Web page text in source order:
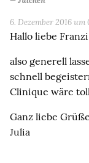
6. Dezember 2016
Hallo liebe
also generell
schnell
Clinique wäre
Ganz liebe Grüße
Julia